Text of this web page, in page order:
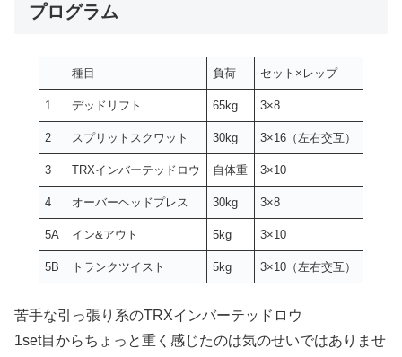
プログラム
種目 負荷 セット×レップ
1 デッドリフト 65kg 3×8
2 スプリットスクワット 30kg 3×16（左右交互）
3 TRXインバーテッドロウ 自体重 3×10
4 オーバーヘッドプレス 30kg 3×8
5A イン&アウト 5kg 3×10
5B トランクツイスト 5kg 3×10（左右交互）
苦手な引っ張り系のTRXインバーテッドロウ
1set目からちょっと重く感じたのは気のせいではありませ